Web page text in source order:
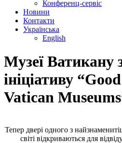
Конференц-сервіс
Новини
Контакти
Українська
English
Музеї Ватикану
ініціативу
Vatican
Тепер двері одного з
світі відкриваються для